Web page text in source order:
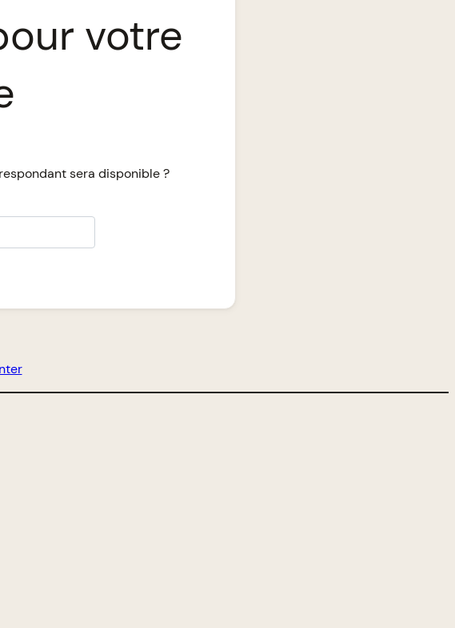
votre
sera disponible ?